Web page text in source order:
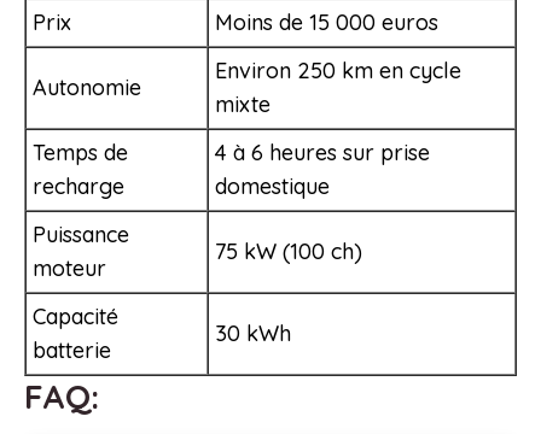
Prix
Moins de 15 000 euros
Autonomie
Environ 250 km en cycle
mixte
Temps de
recharge
4 à 6 heures sur prise
domestique
Puissance
moteur
75 kW (100 ch)
Capacité
batterie
30 kWh
FAQ: